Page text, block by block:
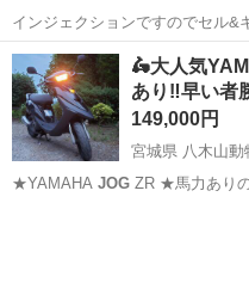
インジェクションですのでセル&
子は良好です。(全てを保証する
キロ。 125cc なのでファミリーバイク特約で安く任意保険入れます！
ヘッドライト...
埼玉 越谷市 せんげん台駅
🛵大人気
あり‼️早い者
149,000円
宮城県 八木山動
★YAMAHA JOGZR ★馬力あり